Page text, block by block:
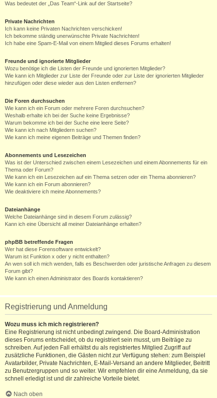
Was bedeutet der „Das Team“-Link auf der Startseite?
Private Nachrichten
Ich kann keine Privaten Nachrichten verschicken!
Ich bekomme ständig unerwünschte Private Nachrichten!
Ich habe eine Spam-E-Mail von einem Mitglied dieses Forums erhalten!
Freunde und ignorierte Mitglieder
Wozu benötige ich die Listen der Freunde und ignorierten Mitglieder?
Wie kann ich Mitglieder zur Liste der Freunde oder zur Liste der ignorierten Mitglieder
hinzufügen oder diese wieder aus den Listen entfernen?
Die Foren durchsuchen
Wie kann ich ein Forum oder mehrere Foren durchsuchen?
Weshalb erhalte ich bei der Suche keine Ergebnisse?
Warum bekomme ich bei der Suche eine leere Seite?
Wie kann ich nach Mitgliedern suchen?
Wie kann ich meine eigenen Beiträge und Themen finden?
Abonnements und Lesezeichen
Was ist der Unterschied zwischen einem Lesezeichen und einem Abonnements für ein
Thema oder Forum?
Wie kann ich ein Lesezeichen auf ein Thema setzen oder ein Thema abonnieren?
Wie kann ich ein Forum abonnieren?
Wie deaktiviere ich meine Abonnements?
Dateianhänge
Welche Dateianhänge sind in diesem Forum zulässig?
Kann ich eine Übersicht all meiner Dateianhänge erhalten?
phpBB betreffende Fragen
Wer hat diese Forensoftware entwickelt?
Warum ist Funktion x oder y nicht enthalten?
An wen soll ich mich wenden, falls es Beschwerden oder juristische Anfragen zu diesem
Forum gibt?
Wie kann ich einen Administrator des Boards kontaktieren?
Registrierung und Anmeldung
Wozu muss ich mich registrieren?
Eine Registrierung ist nicht unbedingt zwingend. Die Board-Administration
dieses Forums entscheidet, ob du registriert sein musst, um Beiträge zu
schreiben. Auf jeden Fall erhältst du als registriertes Mitglied Zugriff auf
zusätzliche Funktionen, die Gästen nicht zur Verfügung stehen: zum Beispiel
Avatarbilder, Private Nachrichten, E-Mail-Versand an andere Mitglieder, Beitritt
zu Benutzergruppen und so weiter. Wir empfehlen dir eine Anmeldung, da sie
schnell erledigt ist und dir zahlreiche Vorteile bietet.
Nach oben